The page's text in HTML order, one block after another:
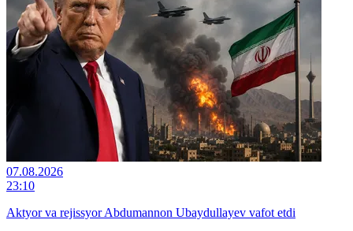
07.08.2026
23:10
Aktyor va rejissyor Abdumannon Ubaydullayev vafot etdi